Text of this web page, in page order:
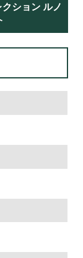
ション ルノ